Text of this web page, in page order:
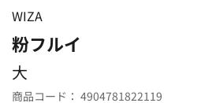
WIZA
粉フルイ
大
商品コード： 4904781822119